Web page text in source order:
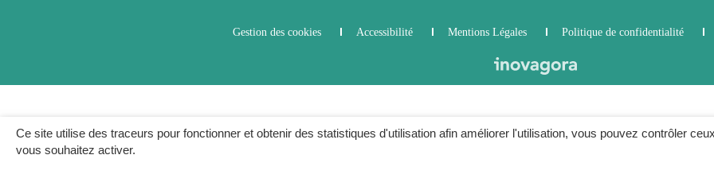
Ce site utilise des traceurs pour fonctionner et obtenir des statistiques d'utilisation afin améliorer l'utilisation, vous pouvez contrôler
vous souhaitez activer.
Gestion des cookies Accessibilité Mentions Légales Politique de confidentialité